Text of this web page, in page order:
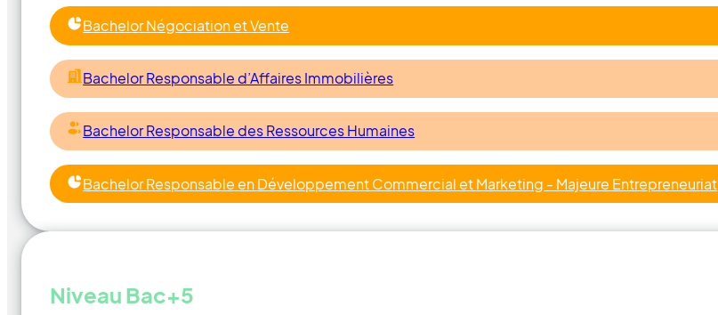
Bachelor Négociation et Vente
Bachelor Responsable d’Affaires Immobilières
Bachelor Responsable des Ressources Humaines
Bachelor Responsable en Développement Commercial et Marketing - Majeure Entrepreneuriat
Niveau Bac+5